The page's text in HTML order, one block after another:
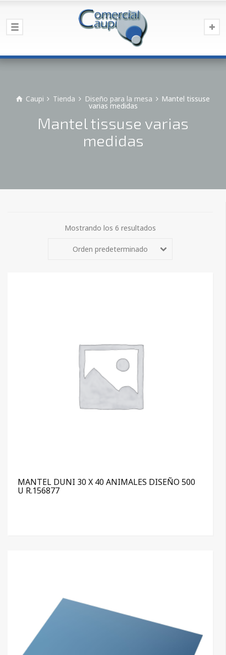
Caupi Tienda Diseño para la mesa Mantel tissuse
varias medidas
Mantel tissuse varias
medidas
Mostrando los 6 resultados
Orden predeterminado
MANTEL DUNI 30 X 40 ANIMALES DISEÑO 500
U R.156877